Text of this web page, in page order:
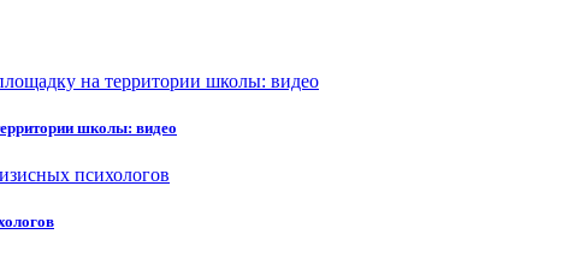
школы: видео